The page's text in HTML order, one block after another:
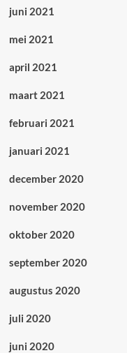
juni 2021
mei 2021
april 2021
maart 2021
februari 2021
januari 2021
december 2020
november 2020
oktober 2020
september 2020
augustus 2020
juli 2020
juni 2020